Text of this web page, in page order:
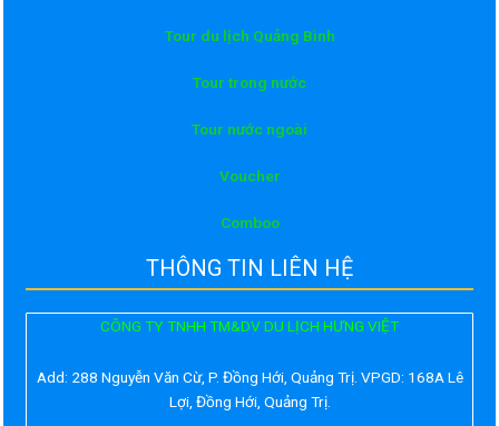
Tour du lịch Quảng Bình
Tour trong nước
Tour nước ngoài
Voucher
Comboo
THÔNG TIN LIÊN HỆ
CÔNG TY TNHH TM&DV DU LỊCH HƯNG VIỆT
Add: 288 Nguyễn Văn Cừ, P. Đồng Hới, Quảng Trị. VPGD: 168A Lê
Lợi, Đồng Hới, Quảng Trị.